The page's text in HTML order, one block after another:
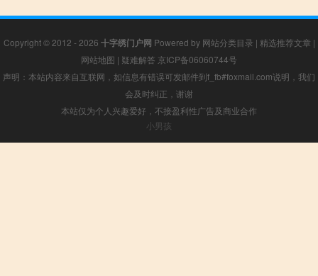
Copyright © 2012 - 2026 十字绣门户网 Powered by 网站分类目录 | 精选推荐文章 |
网站地图 | 疑难解答 京ICP备06060744号
声明：本站内容来自互联网，如信息有错误可发邮件到f_fb#foxmail.com说明，我们
会及时纠正，谢谢
本站仅为个人兴趣爱好，不接盈利性广告及商业合作
小男孩